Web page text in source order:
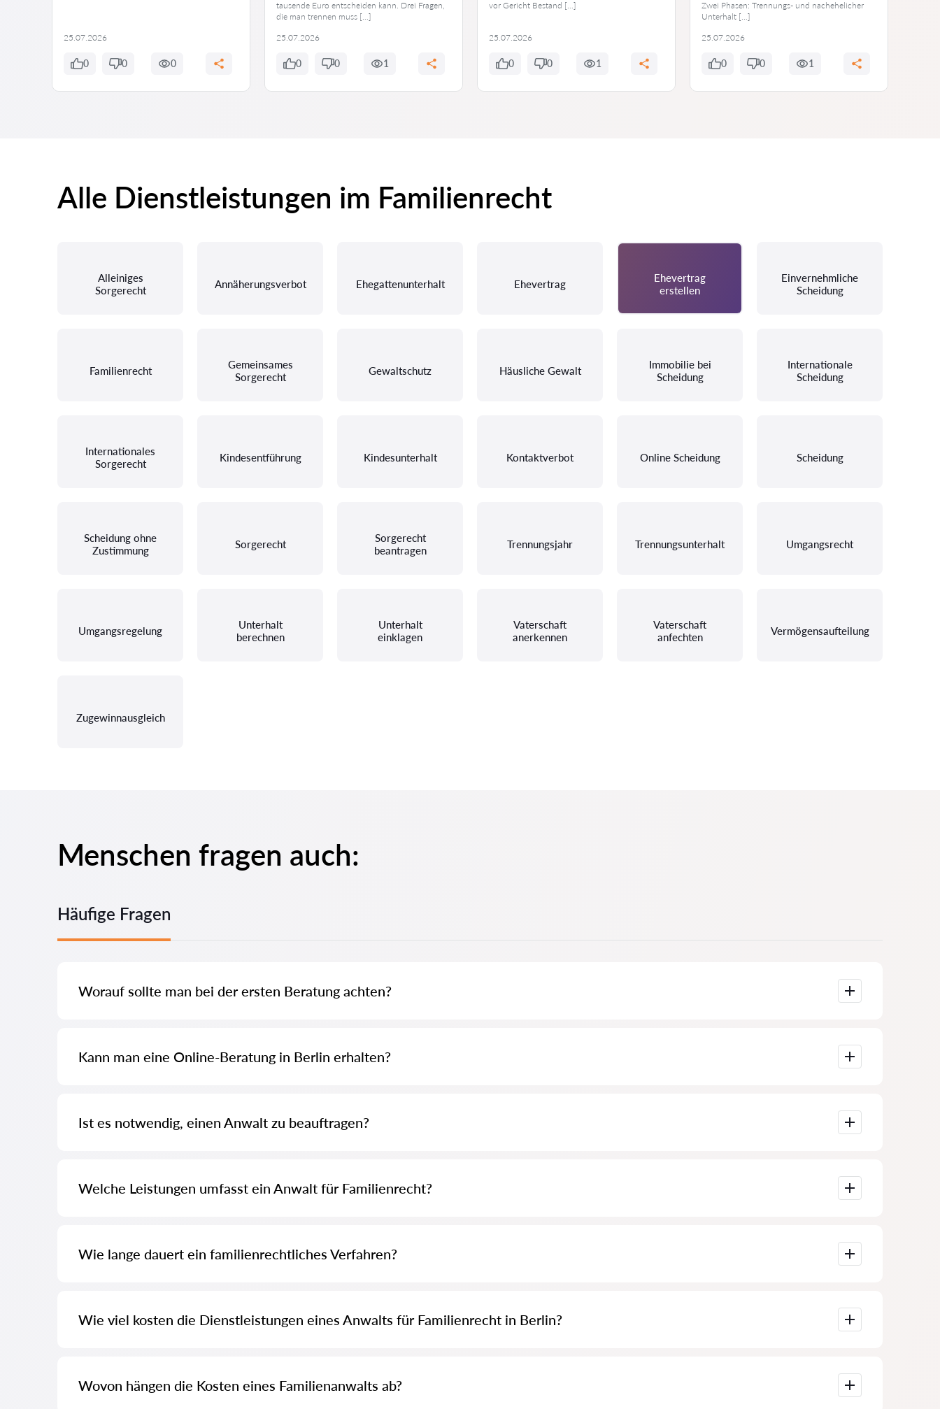
25.07.2026
0 0 0
tausende Euro entscheiden kann. Drei Fragen,
die man trennen muss […]
25.07.2026
0 0 1
vor Gericht Bestand […]
25.07.2026
0 0 1
Zwei Phasen: Trennungs- und nachehelicher
Unterhalt […]
25.07.2026
0 0 1
Alle Dienstleistungen im Familienrecht
Alleiniges
Sorgerecht
Annäherungsverbot Ehegattenunterhalt Ehevertrag
Ehevertrag
erstellen
Einvernehmliche
Scheidung
Familienrecht
Gemeinsames
Sorgerecht
Gewaltschutz Häusliche Gewalt
Immobilie bei
Scheidung
Internationale
Scheidung
Internationales
Sorgerecht
Kindesentführung Kindesunterhalt Kontaktverbot Online Scheidung Scheidung
Scheidung ohne
Zustimmung
Sorgerecht
Sorgerecht
beantragen
Trennungsjahr Trennungsunterhalt Umgangsrecht
Umgangsregelung
Unterhalt
berechnen
Unterhalt
einklagen
Vaterschaft
anerkennen
Vaterschaft
anfechten
Vermögensaufteilung
Zugewinnausgleich
Menschen fragen auch:
Häufige Fragen
Worauf sollte man bei der ersten Beratung achten?
Kann man eine Online-Beratung in Berlin erhalten?
Ist es notwendig, einen Anwalt zu beauftragen?
Welche Leistungen umfasst ein Anwalt für Familienrecht?
Wie lange dauert ein familienrechtliches Verfahren?
Wie viel kosten die Dienstleistungen eines Anwalts für Familienrecht in Berlin?
Wovon hängen die Kosten eines Familienanwalts ab?